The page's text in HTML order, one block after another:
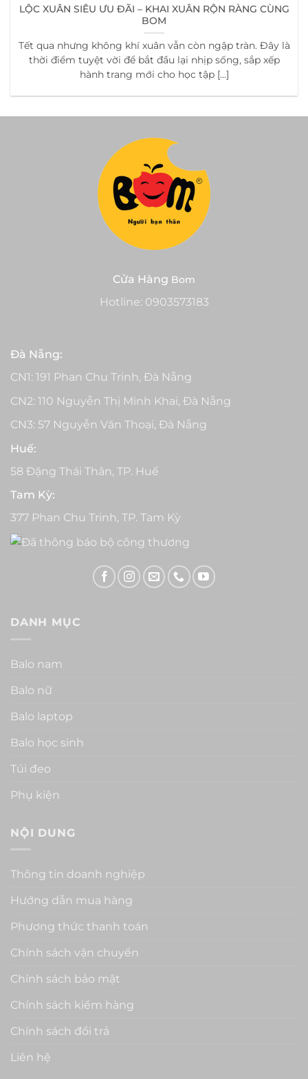
LỘC XUÂN SIÊU ƯU ĐÃI – KHAI XUÂN RỘN RÀNG CÙNG
BOM
Tết qua nhưng không khí xuân vẫn còn ngập tràn. Đây là
thời điểm tuyệt vời để bắt đầu lại nhịp sống, sắp xếp
hành trang mới cho học tập [...]
Cửa Hàng Bom
Hotline: 0903573183
Đà Nẵng:
CN1: 191 Phan Chu Trinh, Đà Nẵng
CN2: 110 Nguyễn Thị Minh Khai, Đà Nẵng
CN3: 57 Nguyễn Văn Thoại, Đà Nẵng
Huế:
58 Đặng Thái Thân, TP. Huế
Tam Kỳ:
377 Phan Chu Trinh, TP. Tam Kỳ
DANH MỤC
Balo nam
Balo nữ
Balo laptop
Balo học sinh
Túi đeo
Phụ kiện
NỘI DUNG
Thông tin doanh nghiệp
Hướng dẫn mua hàng
Phương thức thanh toán
Chính sách vận chuyển
Chính sách bảo mật
Chính sách kiểm hàng
Chính sách đổi trả
Liên hệ